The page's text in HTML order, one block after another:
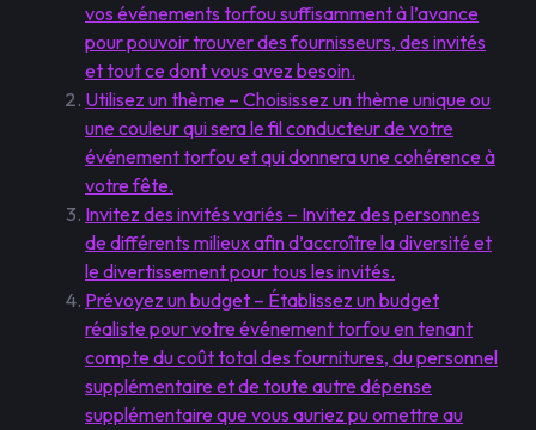
vos événements torfou suffisamment à l’avance
pour pouvoir trouver des fournisseurs, des invités
et tout ce dont vous avez besoin.
Utilisez un thème – Choisissez un thème unique ou
une couleur qui sera le fil conducteur de votre
événement torfou et qui donnera une cohérence à
votre fête.
Invitez des invités variés – Invitez des personnes
de différents milieux afin d’accroître la diversité et
le divertissement pour tous les invités.
Prévoyez un budget – Établissez un budget
réaliste pour votre événement torfou en tenant
compte du coût total des fournitures, du personnel
supplémentaire et de toute autre dépense
supplémentaire que vous auriez pu omettre au